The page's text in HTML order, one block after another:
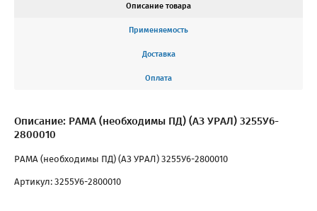
Описание товара
Применяемость
Доставка
Оплата
Описание: РАМА (необходимы ПД) (АЗ УРАЛ) 3255У6-
2800010
РАМА (необходимы ПД) (АЗ УРАЛ) 3255У6-2800010
Артикул: 3255У6-2800010